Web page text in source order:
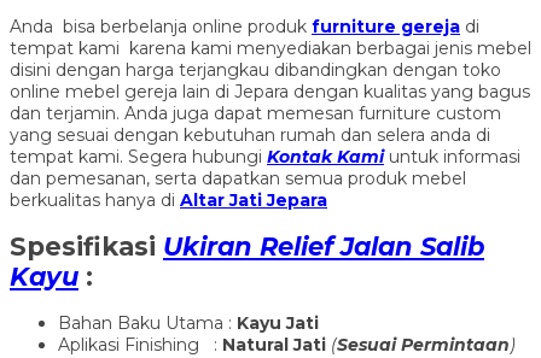
Anda bisa berbelanja online produk furniture gereja di
tempat kami karena kami menyediakan berbagai jenis mebel
disini dengan harga terjangkau dibandingkan dengan toko
online mebel gereja lain di Jepara dengan kualitas yang bagus
dan terjamin. Anda juga dapat memesan furniture custom
yang sesuai dengan kebutuhan rumah dan selera anda di
tempat kami. Segera hubungi Kontak Kamiuntuk informasi
dan pemesanan, serta dapatkan semua produk mebel
berkualitas hanya di Altar Jati Jepara
Spesifikasi Ukiran Relief Jalan Salib
Kayu :
Bahan Baku Utama : Kayu Jati
Aplikasi Finishing : Natural Jati (Sesuai Permintaan)